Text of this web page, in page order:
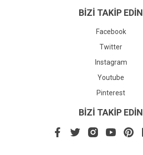
BİZİ TAKİP EDİN
Facebook
Twitter
Instagram
Youtube
Pinterest
BİZİ TAKİP EDİN